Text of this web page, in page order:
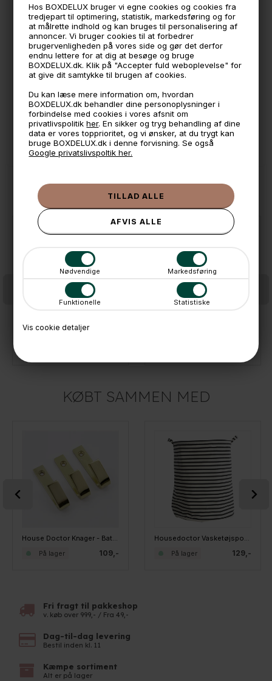
Hos BOXDELUX bruger vi egne cookies og cookies fra
tredjepart til optimering, statistik, markedsføring og for
at målrette indhold og kan bruges til personalisering af
annoncer. Vi bruger cookies til at forbedrer
brugervenligheden på vores side og gør det derfor
endnu lettere for at dig at besøge og bruge
BOXDELUX.dk. Klik på "Accepter fuld weboplevelse" for
at give dit samtykke til brugen af cookies.
Du kan læse mere information om, hvordan
BOXDELUX.dk behandler dine personoplysninger i
forbindelse med cookies i vores afsnit om
privatlivspolitikher. En sikker og tryg behandling af dine
data er vores topprioritet, og vi ønsker, at du trygt kan
bruge BOXDELUX.dk i denne forvisning. Se også
Google privatslivspoltik her.
Nødvendige Markedsføring
Funktionelle Statistiske
Vis cookie detaljer
🕚 Bestil inden 11 & vi sender samme dag på hverdage
🧺 Kan du lægge varen i kurven, er den på lager
🌟 4,9 med over 1200 anmeldelser ★★★★★
📦 Fragtfri v. køb over 999,- ellers fra 49,- med GLS
💳 Betal med
📱 Kundeservice 50446800 (9-12)
Kundeservicemail@boxdelux.dk(24/7)
ANDRE IDÉER
KØBT SAMMEN MED
House Doctor Knager - Bath, STORE, 3 stk - Messing
109,-
På lager
Housedoctor Vasketøjspose i stof - Sort/hvid stribet
129,-
På lager
Fri fragt til pakkeshop
v. køb over 999,- / Fra 49,-
Dag-til-dag levering
Bestil inden kl. 11
Kæmpe sortiment
Alt er på lager